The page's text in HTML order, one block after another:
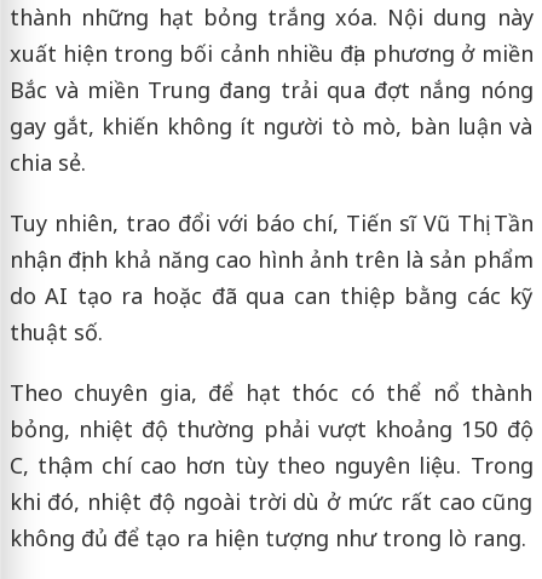
thành những hạt bỏng trắng xóa. Nội dung này
xuất hiện trong bối cảnh nhiều địa phương ở miền
Bắc và miền Trung đang trải qua đợt nắng nóng
gay gắt, khiến không ít người tò mò, bàn luận và
chia sẻ.
Tuy nhiên, trao đổi với báo chí, Tiến sĩ Vũ Thị Tần
nhận định khả năng cao hình ảnh trên là sản phẩm
do AI tạo ra hoặc đã qua can thiệp bằng các kỹ
thuật số.
Theo chuyên gia, để hạt thóc có thể nổ thành
bỏng, nhiệt độ thường phải vượt khoảng 150 độ
C, thậm chí cao hơn tùy theo nguyên liệu. Trong
khi đó, nhiệt độ ngoài trời dù ở mức rất cao cũng
không đủ để tạo ra hiện tượng như trong lò rang.